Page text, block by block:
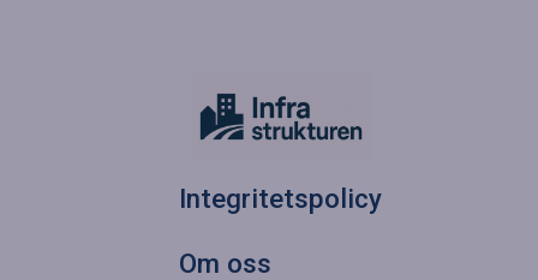
Integritetspolicy
Om oss